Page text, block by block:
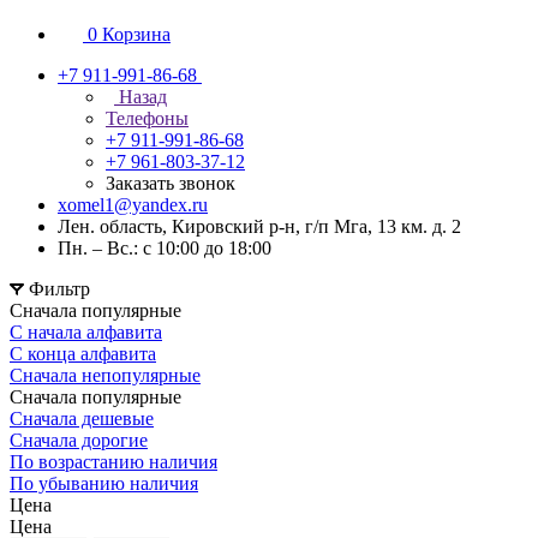
0 Корзина
+7 911-991-86-68
Назад
Телефоны
+7 911-991-86-68
+7 961-803-37-12
Заказать звонок
xomel1@yandex.ru
Лен. область, Кировский р-н, г/п Мга, 13 км. д. 2
Пн. – Вс.: с 10:00 до 18:00
Фильтр
Сначала популярные
С начала алфавита
С конца алфавита
Сначала непопулярные
Сначала популярные
Сначала дешевые
Сначала дорогие
По возрастанию наличия
По убыванию наличия
Цена
Цена